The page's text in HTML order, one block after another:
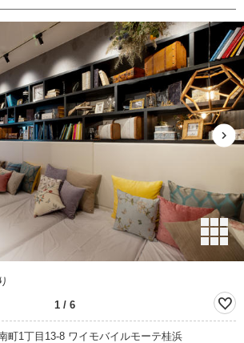
1 / 6
町1丁目13-8 ワイモバイルモーテ桂浜